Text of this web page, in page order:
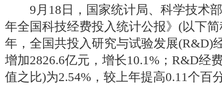
9月18日，国家统计局、科学技术部
年全国科技经费投入统计公报》(以下
年，全国共投入研究与试验发展(R&D)
增加2826.6亿元，增长10.1%；R&D经
值之比)为2.54%，较上年提高0.11个百